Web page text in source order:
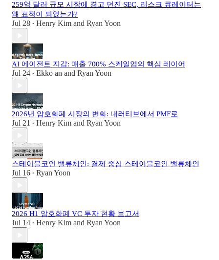
259억 달러 규모 시장에 경고 던진 SEC, 리스크 큐레이터는
왜 표적이 되었는가?
Jul 28 • Henry Kim and Ryan Yoon
AI 에이전트 지갑: 매출 700% 스케일업의 핵심 레이어
Jul 24 • Ekko an and Ryan Yoon
2026년 암호화폐 시장의 변화: 내러티브에서 PMF로
Jul 21 • Henry Kim and Ryan Yoon
스테이블코인 밸류체인: 결제 중심 스테이블코인 밸류체인
Jul 16 • Ryan Yoon
2026 H1 암호화폐 VC 투자 현황 보고서
Jul 14 • Henry Kim and Ryan Yoon